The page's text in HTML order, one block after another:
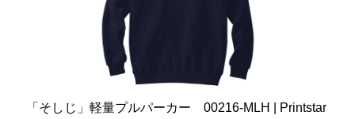
「そしじ」軽量プルパーカー 00216-MLH | Printstar